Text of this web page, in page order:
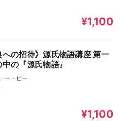
¥1,100
への招待》源氏物語講座 第一
の『源氏物語』
ー・ピー
¥1,100